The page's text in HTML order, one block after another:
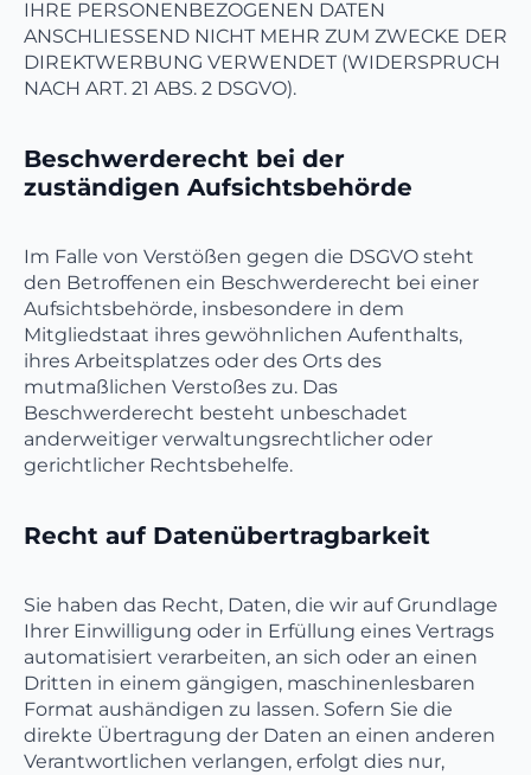
IHRE PERSONENBEZOGENEN DATEN
ANSCHLIESSEND NICHT MEHR ZUM ZWECKE DER
DIREKTWERBUNG VERWENDET (WIDERSPRUCH
NACH ART. 21 ABS. 2 DSGVO).
Beschwerde­recht bei der
zuständigen Aufsichts­behörde
Im Falle von Verstößen gegen die DSGVO steht
den Betroffenen ein Beschwerderecht bei einer
Aufsichtsbehörde, insbesondere in dem
Mitgliedstaat ihres gewöhnlichen Aufenthalts,
ihres Arbeitsplatzes oder des Orts des
mutmaßlichen Verstoßes zu. Das
Beschwerderecht besteht unbeschadet
anderweitiger verwaltungsrechtlicher oder
gerichtlicher Rechtsbehelfe.
Recht auf Daten­übertrag­barkeit
Sie haben das Recht, Daten, die wir auf Grundlage
Ihrer Einwilligung oder in Erfüllung eines Vertrags
automatisiert verarbeiten, an sich oder an einen
Dritten in einem gängigen, maschinenlesbaren
Format aushändigen zu lassen. Sofern Sie die
direkte Übertragung der Daten an einen anderen
Verantwortlichen verlangen, erfolgt dies nur,